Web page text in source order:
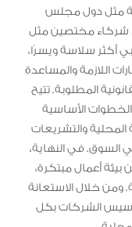
مثل دول مجلس
شركاء مختصين مثل
أكثر سلاسة ويسرًا،
اللازمة والمساعدة
المطلوبة. تتيح
الأساسية
والتشريعات
في السوق. في النهاية،
بيئة أعمال مبتكرة،
ومن خلال الاستعانة
الشركات بكل